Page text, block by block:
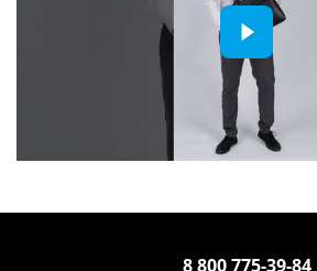
8 800 775-39-84